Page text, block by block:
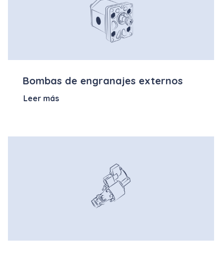
Bombas de engranajes externos
Leer más